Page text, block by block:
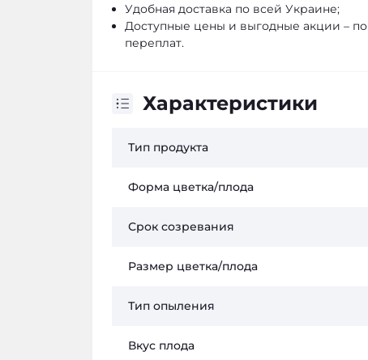
Удобная доставка по всей Украине;
Доступные цены и выгодные акции –
переплат.
Характеристики
Тип продукта
Форма цветка/плода
Срок созревания
Размер цветка/плода
Тип опыления
Вкус плода